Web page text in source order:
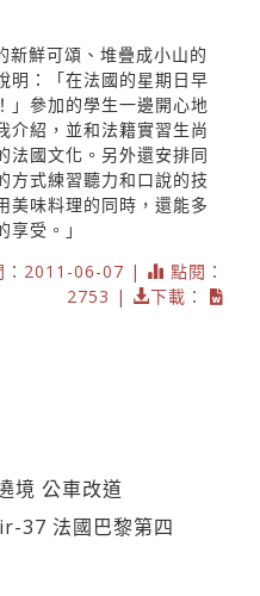
新鮮可頌、堆疊成小山的
明：「在法國的星期日早
」參加的學生一邊開心地
介紹，並和法籍實習生尚
法國文化。另外還安排同
方式練習聽力和口說的技
美味料理的同時，還能多
受。」
：2011-06-07 |
點閱：
2753 |
下載：
境 公車改道
37 法國巴黎第四